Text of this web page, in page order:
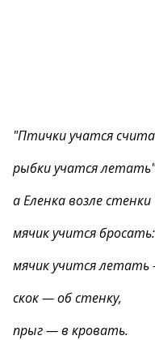
"Птички учатся
рыбки учатся
а Еленка возле стенки
мячик учится бросать:
мячик учится
скок — об стенку,
прыг — в кровать.